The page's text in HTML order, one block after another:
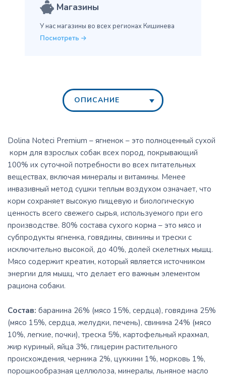
Магазины
У нас магазины во всех регионах Кишинева
Посмотреть
ОПИСАНИЕ
Dolina Noteci Premium – ягненок – это полноценный сухой
корм для взрослых собак всех пород, покрывающий
100% их суточной потребности во всех питательных
веществах, включая минералы и витамины. Менее
инвазивный метод сушки теплым воздухом означает, что
корм сохраняет высокую пищевую и биологическую
ценность всего свежего сырья, используемого при его
производстве. 80% состава сухого корма – это мясо и
субпродукты ягненка, говядины, свинины и трески с
исключительно высокой, до 40%, долей скелетных мышц.
Мясо содержит креатин, который является источником
энергии для мышц, что делает его важным элементом
рациона собаки.
Состав: баранина 26% (мясо 15%, сердца), говядина 25%
(мясо 15%, сердца, желудки, печень), свинина 24% (мясо
10%, легкие, почки), треска 5%, картофельный крахмал,
жир куриный, яйца 3%, глицерин растительного
происхождения, черника 2%, цуккини 1%, морковь 1%,
порошкообразная целлюлоза, минералы, льняное масло